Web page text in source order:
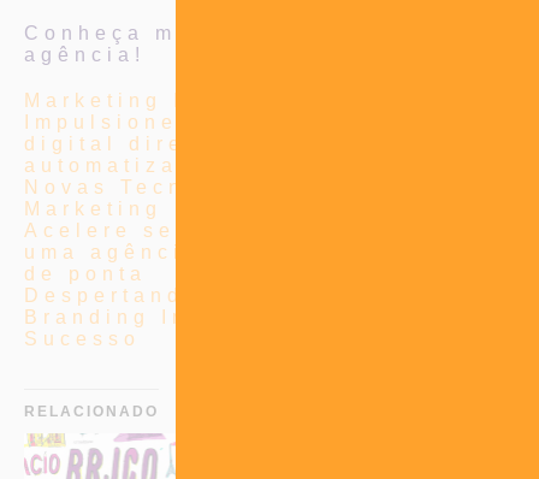
Conheça mais sobre nossa
agência!
Marketing Integrado Para Varejo:
Impulsione vendas com marketing
digital direto personalizado e
automatizado
Novas Tecnologias: VR e AR no
Marketing
Acelere seu sucesso online com
uma agência de marketing digital
de ponta
Despertando o Poder da Marca: O
Branding Impulsionando o
Sucesso
RELACIONADO